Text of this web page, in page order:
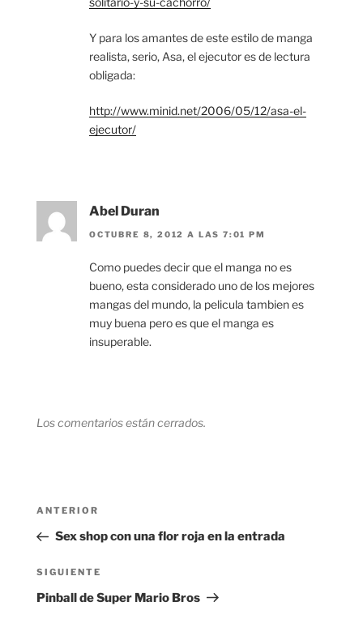
Y para los amantes de este estilo de manga
realista, serio, Asa, el ejecutor es de lectura
obligada:
http://www.minid.net/2006/05/12/asa-el-
ejecutor/
Abel Duran
OCTUBRE 8, 2012 A LAS 7:01 PM
Como puedes decir que el manga no es
bueno, esta considerado uno de los mejores
mangas del mundo, la pelicula tambien es
muy buena pero es que el manga es
insuperable.
Los comentarios están cerrados.
Navegación
entradas
Entrada
anterior:
ANTERIOR
Sex shop con una flor roja en la entrada
Siguiente
entrada
SIGUIENTE
Pinball de Super Mario Bros